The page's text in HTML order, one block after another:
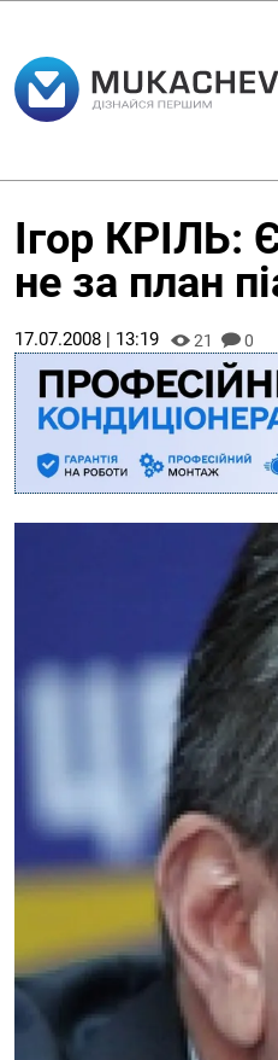
Ігор КРІЛЬ:
не за план
17.07.2008 | 13:19 21 0